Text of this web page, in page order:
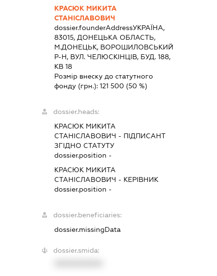
КРАСЮК МИКИТА
СТАНІСЛАВОВИЧ
dossier.founderAddressУКРАЇНА,
83015, ДОНЕЦЬКА ОБЛАСТЬ,
М.ДОНЕЦЬК, ВОРОШИЛОВСЬКИЙ
Р-Н, ВУЛ. ЧЕЛЮСКІНЦІВ, БУД. 188,
КВ 18
Розмір внеску до статутного
фонду (грн.): 121 500 (50 %)
dossier.heads:
КРАСЮК МИКИТА
СТАНІСЛАВОВИЧ - ПІДПИСАНТ
ЗГІДНО СТАТУТУ
dossier.position -
КРАСЮК МИКИТА
СТАНІСЛАВОВИЧ - КЕРІВНИК
dossier.position -
dossier.beneficiaries:
dossier.missingData
dossier.smida: